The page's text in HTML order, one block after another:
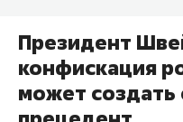
Президент
конфискация
может создать